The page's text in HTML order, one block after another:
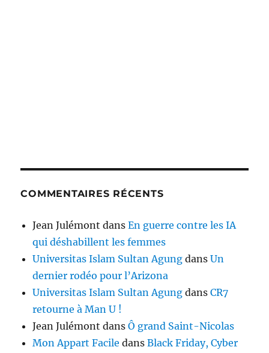
COMMENTAIRES RÉCENTS
Jean Julémont dansEn guerre contre les IA
qui déshabillent les femmes
Universitas Islam Sultan Agung dansUn
dernier rodéo pour l’Arizona
Universitas Islam Sultan Agung dansCR7
retourne à Man U !
Jean Julémont dansÔ grand Saint-Nicolas
Mon Appart Facile dansBlack Friday, Cyber